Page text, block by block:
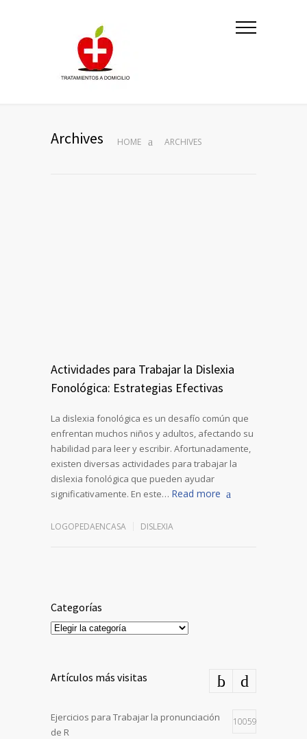
Archives HOME ARCHIVES
Actividades para Trabajar la Dislexia
Fonológica: Estrategias Efectivas
La dislexia fonológica es un desafío común que
enfrentan muchos niños y adultos, afectando su
habilidad para leer y escribir. Afortunadamente,
existen diversas actividades para trabajar la
dislexia fonológica que pueden ayudar
significativamente. En este… Read more
LOGOPEDAENCASA DISLEXIA
Categorías
Categorías
Artículos más visitas
Ejercicios para Trabajar la pronunciación
de R
10059